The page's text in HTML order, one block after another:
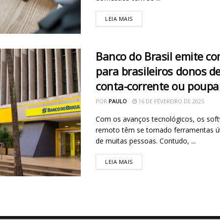
LEIA MAIS
Banco do Brasil emite
para brasileiros donos
conta-corrente ou
POR PAULO 16 DE FEVEREIRO DE 2025
Com os avanços tecnológicos, os
remoto têm se tornado ferramentas
de muitas pessoas. Contudo, ...
LEIA MAIS